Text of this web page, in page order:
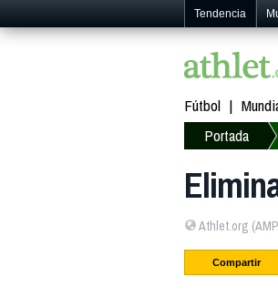
Tendencia
Fútbol
Portada
Athlet.org
Compartir